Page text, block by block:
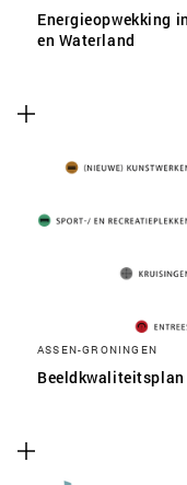
Energieopwekking
en Waterland
ASSEN-GRONINGEN